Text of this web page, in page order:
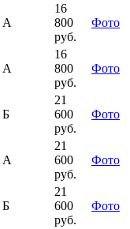
А
16
800
руб.
Фото
А
16
800
руб.
Фото
Б
21
600
руб.
Фото
А
21
600
руб.
Фото
Б
21
600
руб.
Фото